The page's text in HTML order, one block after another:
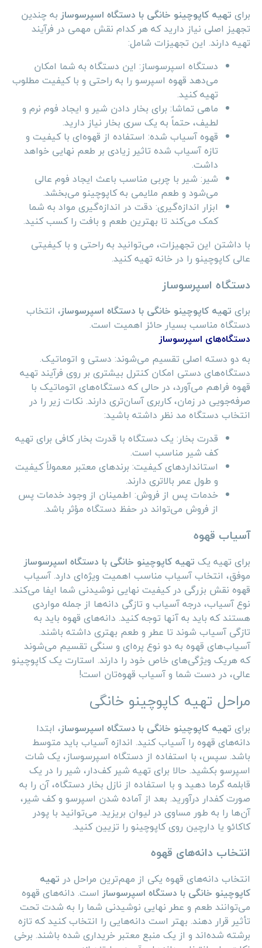
برای تهیه کاپوچینو خانگی با دستگاه اسپرسوسازبه چندین
تجهیز اصلی نیاز دارید که هر کدام نقش مهمی در فرآیند
تهیه دارند. این تجهیزات شامل:
دستگاه اسپرسوساز: این دستگاه به شما امکان
می‌دهد قهوه اسپرسو را به راحتی و با کیفیت مطلوب
تهیه کنید.
ماهی تماشا: برای بخار دادن شیر و ایجاد فوم نرم و
لطیف، حتماً به یک سری بخار نیاز دارید.
قهوه آسیاب شده: استفاده از قهوه‌ای با کیفیت و
تازه آسیاب شده تاثیر زیادی بر طعم نهایی خواهد
داشت.
شیر: شیر با چربی مناسب باعث ایجاد فوم عالی
می‌شود و طعم ملایمی به کاپوچینو می‌بخشد.
ابزار اندازه‌گیری: دقت در اندازه‌گیری مواد به شما
کمک می‌کند تا بهترین طعم و بافت را کسب کنید.
با داشتن این تجهیزات، می‌توانید به راحتی و با کیفیتی
عالی کاپوچینو را در خانه تهیه کنید.
دستگاه اسپرسوساز
برای تهیه کاپوچینو خانگی با دستگاه اسپرسوساز، انتخاب
دستگاه مناسب بسیار حائز اهمیت است.
دستگاه‌های اسپرسوساز
به دو دسته اصلی تقسیم می‌شوند: دستی و اتوماتیک.
دستگاه‌های دستی امکان کنترل بیشتری بر روی فرآیند تهیه
قهوه فراهم می‌آورد، در حالی که دستگاه‌های اتوماتیک با
صرفه‌جویی در زمان، کاربری آسان‌تری دارند. نکات زیر را در
انتخاب دستگاه مد نظر داشته باشید:
قدرت بخار: یک دستگاه با قدرت بخار کافی برای تهیه
کف شیر مناسب است.
استانداردهای کیفیت: برندهای معتبر معمولاً کیفیت
و طول عمر بالاتری دارند.
خدمات پس از فروش: اطمینان از وجود خدمات پس
از فروش می‌تواند در حفظ دستگاه مؤثر باشد.
آسیاب قهوه
برای تهیه یک تهیه کاپوچینو خانگی با دستگاه اسپرسوساز
موفق، انتخاب آسیاب مناسب اهمیت ویژه‌ای دارد. آسیاب
قهوه نقش بزرگی در کیفیت نهایی نوشیدنی شما ایفا می‌کند.
نوع آسیاب، درجه آسیاب و تازگی دانه‌ها از جمله مواردی
هستند که باید به آنها توجه کنید. دانه‌های قهوه باید به
تازگی آسیاب شوند تا عطر و طعم بهتری داشته باشند.
آسیاب‌های قهوه به دو نوع پره‌ای و سنگی تقسیم می‌شوند
که هریک ویژگی‌های خاص خود را دارند. استارت یک کاپوچینو
عالی، در دست شما و آسیاب قهوه‌تان است!
مراحل تهیه کاپوچینو خانگی
برای تهیه کاپوچینو خانگی با دستگاه اسپرسوساز، ابتدا
دانه‌های قهوه را آسیاب کنید. اندازه آسیاب باید متوسط
باشد. سپس، با استفاده از دستگاه اسپرسوساز، یک شات
اسپرسو بکشید. حالا برای تهیه شیر کف‌دار، شیر را در یک
قابلمه گرما دهید و با استفاده از نازل بخار دستگاه، آن را به
صورت کفدار درآورید. بعد از آماده شدن اسپرسو و کف شیر،
آن‌ها را به طور مساوی در لیوان بریزید. می‌توانید با پودر
کاکائو یا دارچین روی کاپوچینو را تزیین کنید.
انتخاب دانه‌های قهوه
انتخاب دانه‌های قهوه یکی از مهم‌ترین مراحل در تهیه
کاپوچینو خانگی با دستگاه اسپرسوسازاست. دانه‌های قهوه
می‌توانند طعم و عطر نهایی نوشیدنی شما را به شدت تحت
تأثیر قرار دهند. بهتر است دانه‌هایی را انتخاب کنید که تازه
برشته شده‌اند و از یک منبع معتبر خریداری شده باشند. برخی